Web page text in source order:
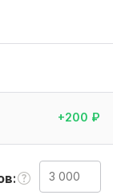
по
в этом будет
+200 ₽